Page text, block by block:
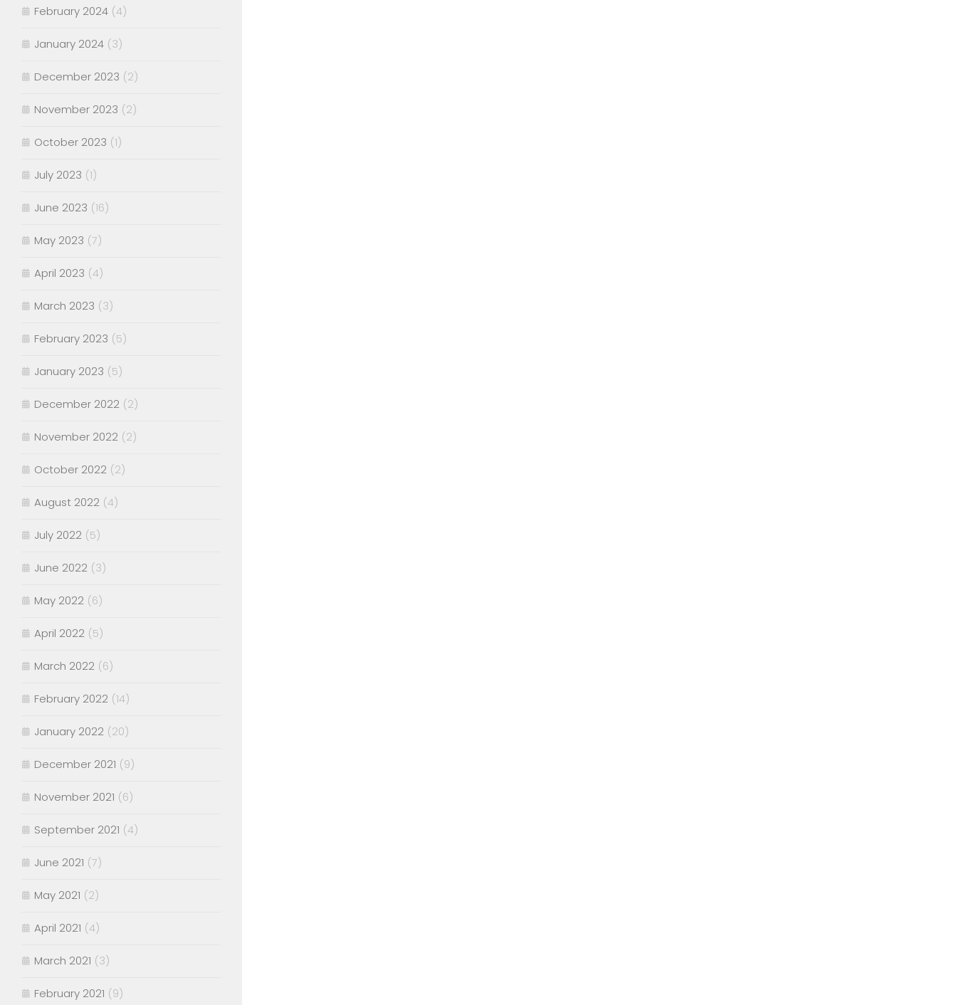
February 2024 (4)
January 2024 (3)
December 2023 (2)
November 2023 (2)
October 2023 (1)
July 2023 (1)
June 2023 (16)
May 2023 (7)
April 2023 (4)
March 2023 (3)
February 2023 (5)
January 2023 (5)
December 2022 (2)
November 2022 (2)
October 2022 (2)
August 2022 (4)
July 2022 (5)
June 2022 (3)
May 2022 (6)
April 2022 (5)
March 2022 (6)
February 2022 (14)
January 2022 (20)
December 2021 (9)
November 2021 (6)
September 2021 (4)
June 2021 (7)
May 2021 (2)
April 2021 (4)
March 2021 (3)
February 2021 (9)